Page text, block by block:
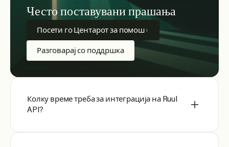
Често поставувани прашања
Посети го Центарот за помош
Разговарај со поддршка
Колку време треба за интеграција на Ruul
API?